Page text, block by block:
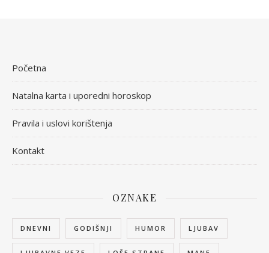
Početna
Natalna karta i uporedni horoskop
Pravila i uslovi korištenja
Kontakt
OZNAKE
DNEVNI GODIŠNJI HUMOR LJUBAV